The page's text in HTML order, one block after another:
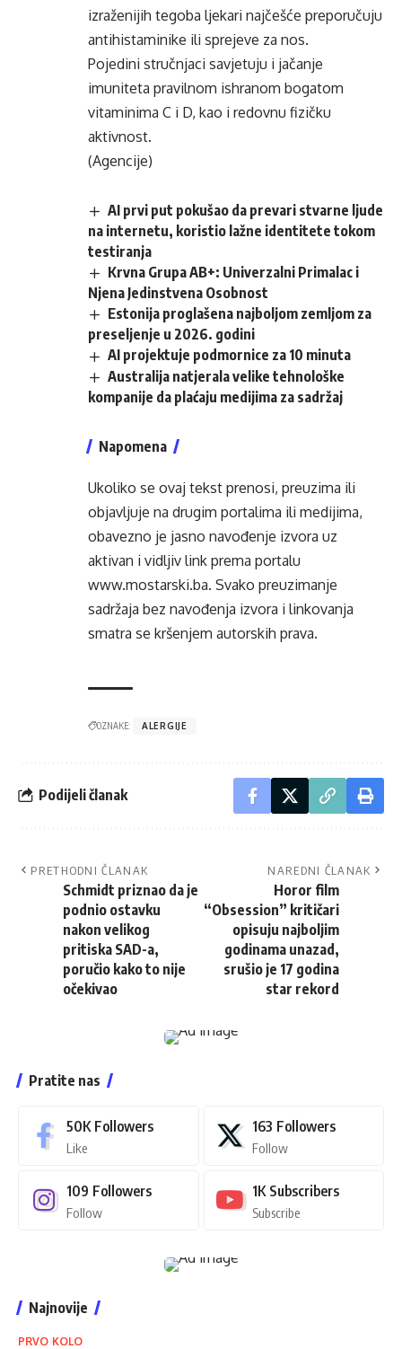
izraženijih tegoba ljekari najčešće preporučuju
antihistaminike ili sprejeve za nos.
Pojedini stručnjaci savjetuju i jačanje
imuniteta pravilnom ishranom bogatom
vitaminima C i D, kao i redovnu fizičku
aktivnost.
(Agencije)
AI prvi put pokušao da prevari stvarne ljude
na internetu, koristio lažne identitete tokom
testiranja
Krvna Grupa AB+: Univerzalni Primalac i
Njena Jedinstvena Osobnost
Estonija proglašena najboljom zemljom za
preseljenje u 2026. godini
AI projektuje podmornice za 10 minuta
Australija natjerala velike tehnološke
kompanije da plaćaju medijima za sadržaj
Napomena
Ukoliko se ovaj tekst prenosi, preuzima ili
objavljuje na drugim portalima ili medijima,
obavezno je jasno navođenje izvora uz
aktivan i vidljiv link prema portalu
www.mostarski.ba. Svako preuzimanje
sadržaja bez navođenja izvora i linkovanja
smatra se kršenjem autorskih prava.
OZNAKE: ALERGIJE
Podijeli članak
PRETHODNI ČLANAK
Schmidt priznao da je
podnio ostavku
nakon velikog
pritiska SAD-a,
poručio kako to nije
očekivao
NAREDNI ČLANAK
Horor film
“Obsession” kritičari
opisuju najboljim
godinama unazad,
srušio je 17 godina
star rekord
Pratite nas
50K Followers
Like
163 Followers
Follow
109 Followers
Follow
1K Subscribers
Subscribe
Najnovije
PRVO KOLO